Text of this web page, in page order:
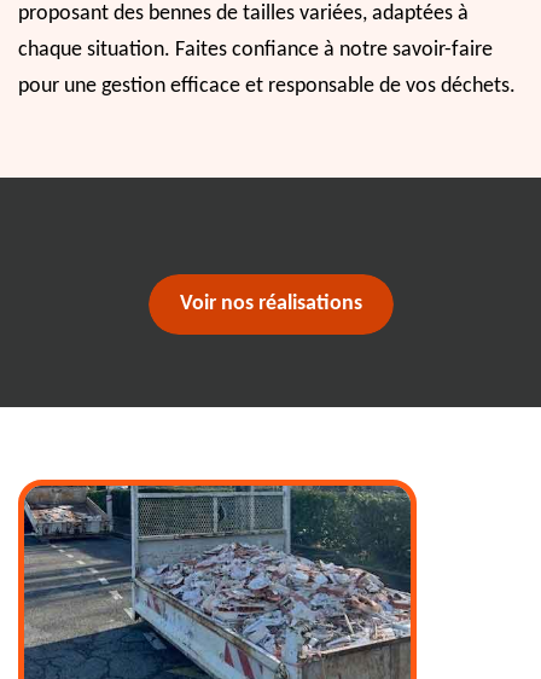
proposant des bennes de tailles variées, adaptées à
chaque situation. Faites confiance à notre savoir-faire
pour une gestion efficace et responsable de vos déchets.
Voir nos réalisations